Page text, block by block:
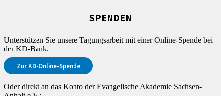
SPENDEN
Unterstützen Sie unsere Tagungsarbeit mit einer Online-Spende bei
der KD-Bank.
Zur KD-Online-Spende
Oder direkt an das Konto der Evangelische Akademie Sachsen-